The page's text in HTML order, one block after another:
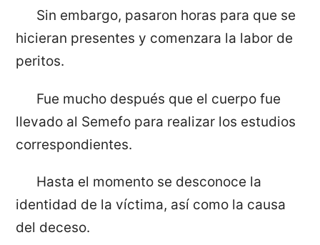
Sin embargo, pasaron horas para que se
hicieran presentes y comenzara la labor de
peritos.
Fue mucho después que el cuerpo fue
llevado al Semefo para realizar los estudios
correspondientes.
Hasta el momento se desconoce la
identidad de la víctima, así como la causa
del deceso.